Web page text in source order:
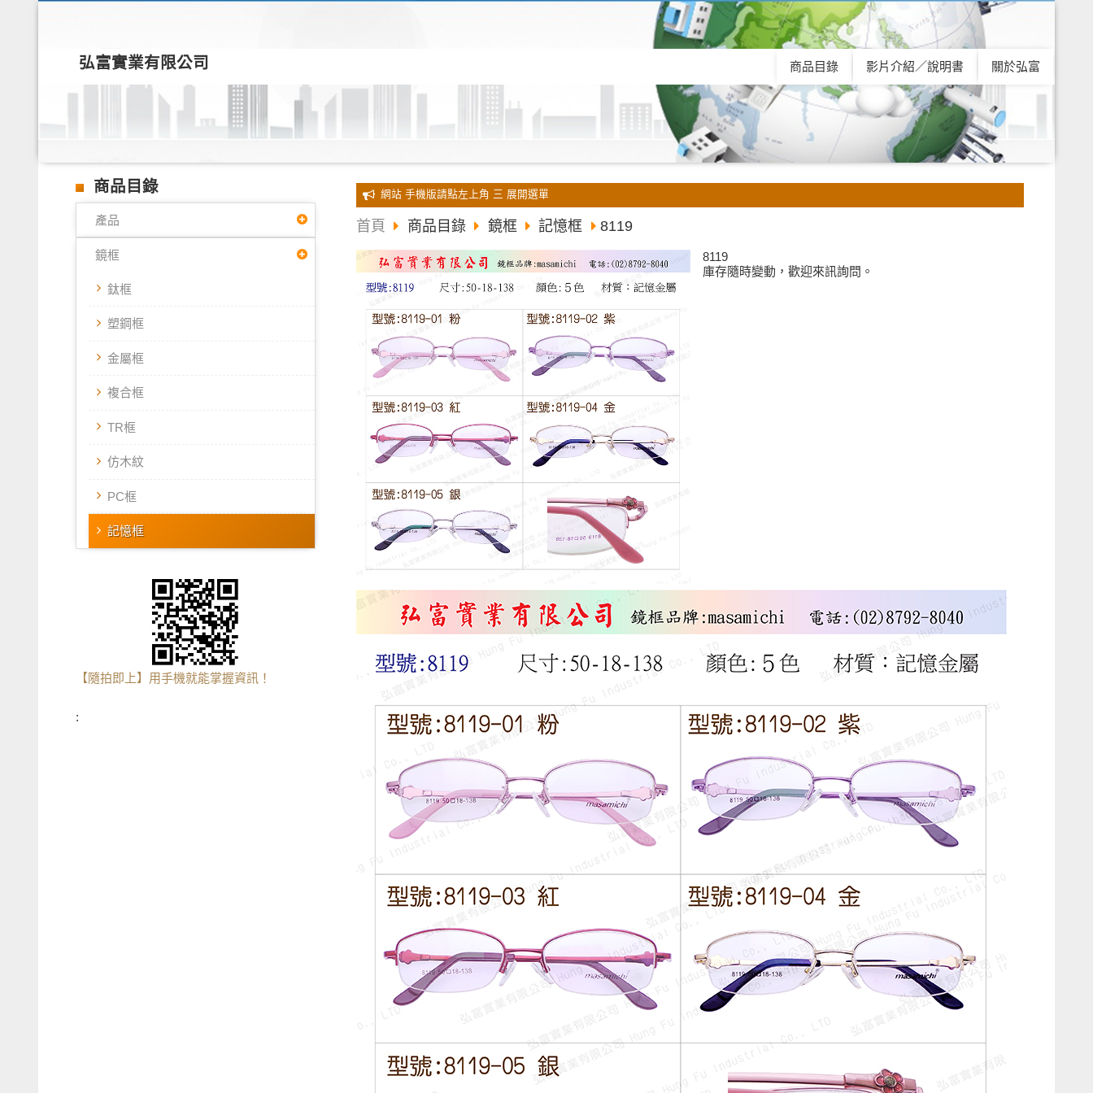
弘富實業有限公司 商品目錄 影片介紹／說明書 關於弘富
商品目錄
產品
鏡框
鈦框
塑鋼框
金屬框
複合框
TR框
仿木紋
PC框
記憶框
【隨拍即上】用手機就能掌握資訊！
:
全新 網站 手機版請點左上角 三 展開選單
首頁 商品目錄 鏡框 記憶框 8119
8119
庫存隨時變動，歡迎來訊詢問。